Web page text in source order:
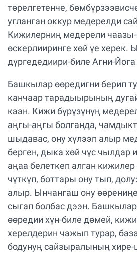
төрелгетенче,
угланган оккур медерелди
Кижилерниң медерели
өскерлииринге хөй үе херек.
дүргедедиири-биле Агни-
Башкылар өөредигни берип
канчаар тарадыырының
каан. Кижи бүрүзүнүң
аңгы-аңгы болганда,
шыдавас, ону хүлээп алыр
берген, дыка хөй чүс чылдар
аңаа белеткеп алган
чүткүп, боттары ону тып,
алыр. Ынчангаш ону
сыгап болбас дээн.
өөредии хүн-биле дөмей, кижи
херелдерин чажып турар,
бодунуң сайзыралының